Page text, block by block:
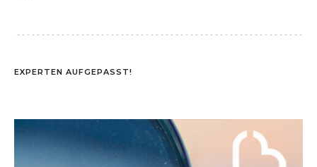
EXPERTEN AUFGEPASST!